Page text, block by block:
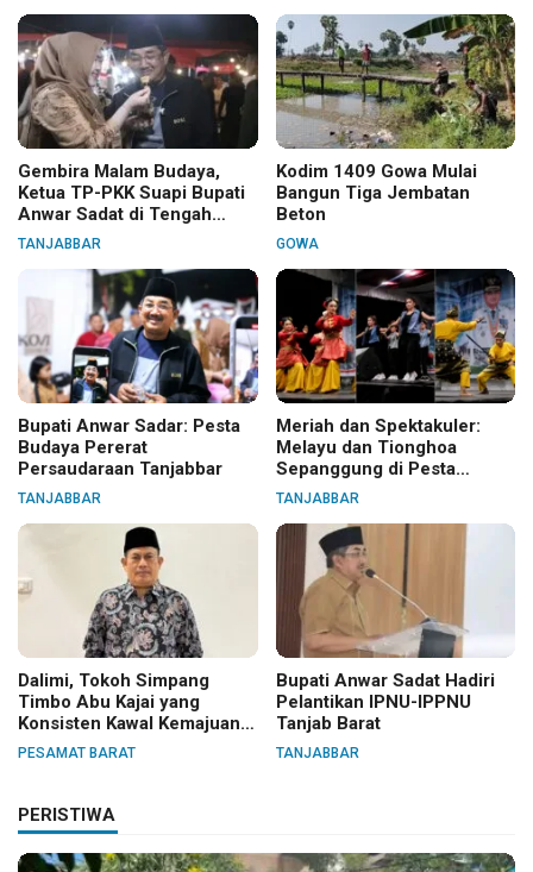
Gembira Malam Budaya,
Ketua TP-PKK Suapi Bupati
Anwar Sadat di Tengah
Warga
TANJABBAR
Kodim 1409 Gowa Mulai
Bangun Tiga Jembatan
Beton
GOWA
Bupati Anwar Sadar: Pesta
Budaya Pererat
Persaudaraan Tanjabbar
TANJABBAR
Meriah dan Spektakuler:
Melayu dan Tionghoa
Sepanggung di Pesta
Budaya Tanjabbar
TANJABBAR
Dalimi, Tokoh Simpang
Timbo Abu Kajai yang
Konsisten Kawal Kemajuan
Nagari
PESAMAT BARAT
Bupati Anwar Sadat Hadiri
Pelantikan IPNU-IPPNU
Tanjab Barat
TANJABBAR
PERISTIWA